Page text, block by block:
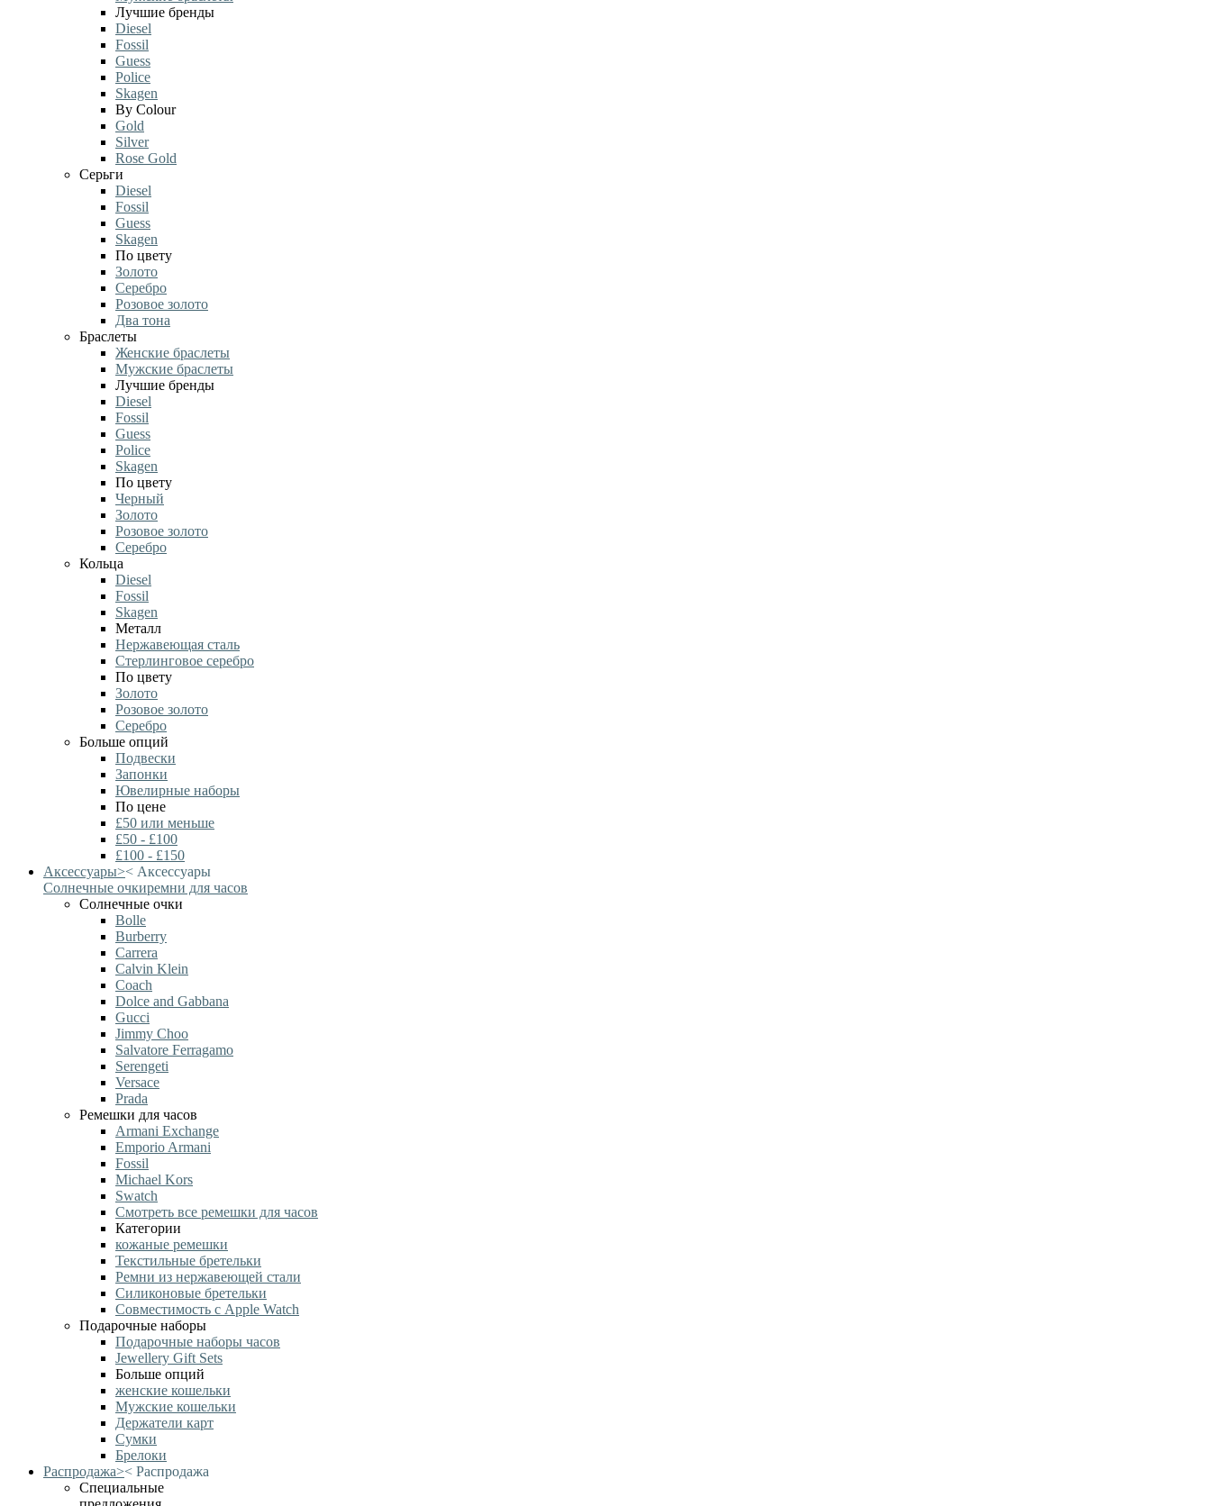
Лучшие бренды
Diesel
Fossil
Guess
Police
Skagen
By Colour
Gold
Silver
Rose Gold
Серьги
Diesel
Fossil
Guess
Skagen
По цвету
Золото
Серебро
Розовое золото
Два тона
Браслеты
Женские браслеты
Мужские браслеты
Лучшие бренды
Diesel
Fossil
Guess
Police
Skagen
По цвету
Черный
Золото
Розовое золото
Серебро
Кольца
Diesel
Fossil
Skagen
Металл
Нержавеющая сталь
Стерлинговое серебро
По цвету
Золото
Розовое золото
Серебро
Больше опций
Подвески
Запонки
Ювелирные наборы
По цене
£50 или меньше
£50 - £100
£100 - £150
Аксессуары>< Аксессуары
Солнечные очкиремни для часов
Солнечные очки
Bolle
Burberry
Carrera
Calvin Klein
Coach
Dolce and Gabbana
Gucci
Jimmy Choo
Salvatore Ferragamo
Serengeti
Versace
Prada
Ремешки для часов
Armani Exchange
Emporio Armani
Fossil
Michael Kors
Swatch
Смотреть все ремешки для часов
Категории
кожаные ремешки
Текстильные бретельки
Ремни из нержавеющей стали
Силиконовые бретельки
Совместимость с Apple Watch
Подарочные наборы
Подарочные наборы часов
Jewellery Gift Sets
Больше опций
женские кошельки
Мужские кошельки
Держатели карт
Сумки
Брелоки
Распродажа>< Распродажа
Специальные